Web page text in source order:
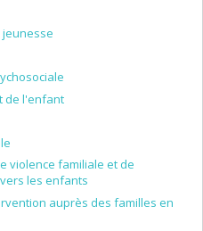
jeunesse
de l'enfant
violence familiale et de
les enfants
auprès des familles en